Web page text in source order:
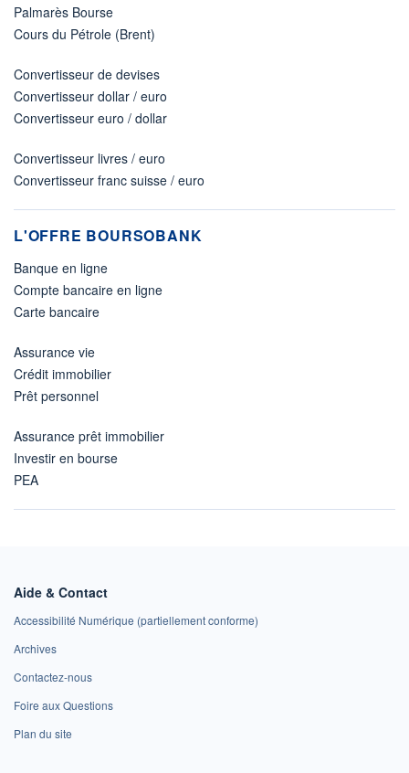
Palmarès Bourse
Cours du Pétrole (Brent)
Convertisseur de devises
Convertisseur dollar / euro
Convertisseur euro / dollar
Convertisseur livres / euro
Convertisseur franc suisse / euro
L'OFFRE BOURSOBANK
Banque en ligne
Compte bancaire en ligne
Carte bancaire
Assurance vie
Crédit immobilier
Prêt personnel
Assurance prêt immobilier
Investir en bourse
PEA
Aide & Contact
Accessibilité Numérique (partiellement conforme)
Archives
Contactez-nous
Foire aux Questions
Plan du site